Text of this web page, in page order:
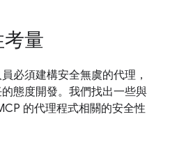
量
必須建構安全無虞的代理，
態度開發。我們找出一些與
的代理程式相關的安全性